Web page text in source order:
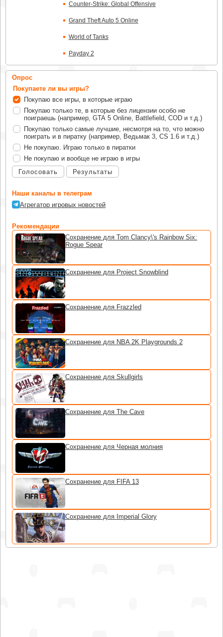
Counter-Strike: Global Offensive
Grand Theft Auto 5 Online
World of Tanks
Payday 2
Опрос
Покупаете ли вы игры?
Покупаю все игры, в которые играю
Покупаю только те, в которые без лицензии особо не
поиграешь (например, GTA 5 Online, Battlefield, COD и т.д.)
Покупаю только самые лучшие, несмотря на то, что можно
поиграть и в пиратку (например, Ведьмак 3, CS 1.6 и т.д.)
Не покупаю. Играю только в пиратки
Не покупаю и вообще не играю в игры
Голосовать
Результаты
Наши каналы в телеграм
Агрегатор игровых новостей
Рекомендации
Сохранение для Tom Clancy\'s Rainbow Six:
Rogue Spear
Сохранение для Project Snowblind
Сохранение для Frazzled
Сохранение для NBA 2K Playgrounds 2
Сохранение для Skullgirls
Сохранение для The Cave
Сохранение для Черная молния
Сохранение для FIFA 13
Сохранение для Imperial Glory